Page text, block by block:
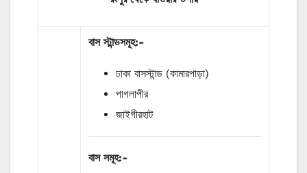
বাস স্টান্ডসমূহ:-
ঢাকা বাসস্টান্ড (কামারপাড়া)
পাগলাপীর
জাইগীরহাট
বাস সমূহ:-